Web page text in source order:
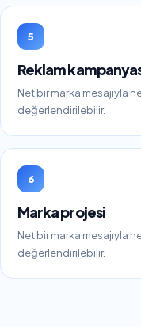
5
Reklam
Net bir marka mesajıyla
değerlendirilebilir.
6
Marka projesi
Net bir marka mesajıyla
değerlendirilebilir.